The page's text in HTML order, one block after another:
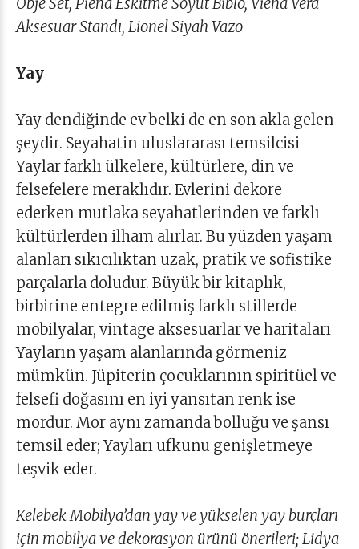
Aksesuar Standı, Lionel Siyah Vazo
Yay
Yay dendiğinde ev belki de en son akla gelen
şeydir. Seyahatin uluslararası temsilcisi
Yaylar farklı ülkelere, kültürlere, din ve
felsefelere meraklıdır. Evlerini dekore
ederken mutlaka seyahatlerinden ve farklı
kültürlerden ilham alırlar. Bu yüzden yaşam
alanları sıkıcılıktan uzak, pratik ve sofistike
parçalarla doludur. Büyük bir kitaplık,
birbirine entegre edilmiş farklı stillerde
mobilyalar, vintage aksesuarlar ve haritaları
Yayların yaşam alanlarında görmeniz
mümkün. Jüpiterin çocuklarının spiritüel ve
felsefi doğasını en iyi yansıtan renk ise
mordur. Mor aynı zamanda bolluğu ve şansı
temsil eder; Yayları ufkunu genişletmeye
teşvik eder.
Kelebek Mobilya’dan yay ve yükselen yay burçları
için mobilya ve dekorasyon ürünü önerileri; Lidya